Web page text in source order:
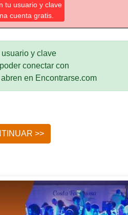
tu usuario y clave
cuenta gratis.
y clave
conectar con
en Encontrarse.com
>>